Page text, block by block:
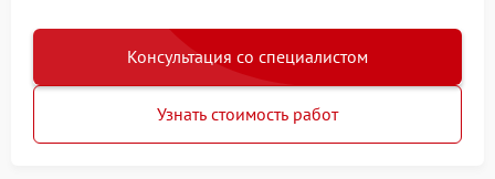
Консультация со специалистом
Узнать стоимость работ